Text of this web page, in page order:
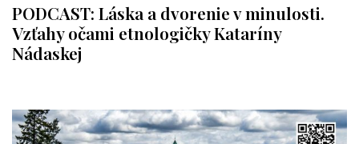
PODCAST: Láska a dvorenie v minulosti.
Vzťahy očami etnologičky Kataríny
Nádaskej